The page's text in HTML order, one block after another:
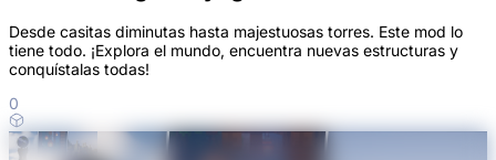
Desde casitas diminutas hasta majestuosas torres. Este mod lo
tiene todo. ¡Explora el mundo, encuentra nuevas estructuras y
conquístalas todas!
0